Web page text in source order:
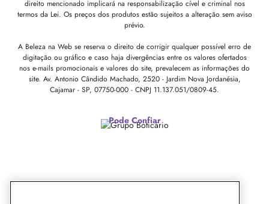
direito mencionado implicará na responsabilização cível e criminal nos
termos da Lei. Os preços dos produtos estão sujeitos a alteração sem aviso
prévio.
A Beleza na Web se reserva o direito de corrigir qualquer possível erro de
digitação ou gráfico e caso haja divergências entre os valores ofertados
nos e-mails promocionais e valores do site, prevalecem as informações do
site. Av. Antonio Cândido Machado, 2520 - Jardim Nova Jordanésia,
Cajamar - SP, 07750-000 - CNPJ 11.137.051/0809-45.
Pode Confiar